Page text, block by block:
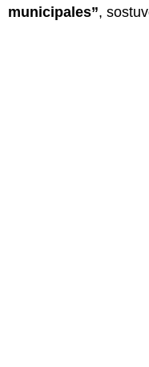
municipales”,